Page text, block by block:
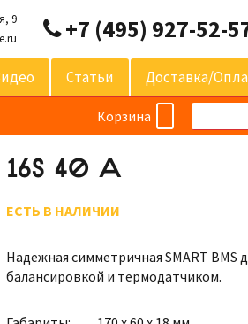
9
+7 (495) 927-52-
Статьи Доставка/
Корзина
40 A
ЕСТЬ В НАЛИЧИИ
Надежная симметричная SMART BMS
балансировкой и термодатчиком.